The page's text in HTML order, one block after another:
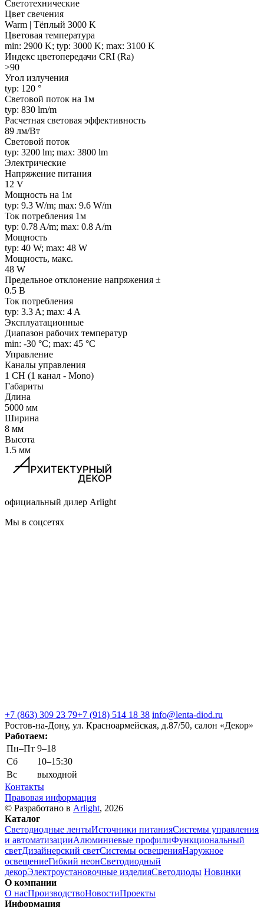
Светотехнические
Цвет свечения
Warm | Тёплый 3000 K
Цветовая температура
min: 2900 K; typ: 3000 K; max: 3100 K
Индекс цветопередачи CRI (Ra)
>90
Угол излучения
typ: 120 °
Световой поток на 1м
typ: 830 lm/m
Расчетная световая эффективность
89 лм/Вт
Световой поток
typ: 3200 lm; max: 3800 lm
Электрические
Напряжение питания
12 V
Мощность на 1м
typ: 9.3 W/m; max: 9.6 W/m
Ток потребления 1м
typ: 0.78 A/m; max: 0.8 A/m
Мощность
typ: 40 W; max: 48 W
Мощность, макс.
48 W
Предельное отклонение напряжения ±
0.5 В
Ток потребления
typ: 3.3 A; max: 4 A
Эксплуатационные
Диапазон рабочих температур
min: -30 °C; max: 45 °C
Управление
Каналы управления
1 CH (1 канал - Mono)
Габариты
Длина
5000 мм
Ширина
8 мм
Высота
1.5 мм
официальный дилер Arlight
Мы в соцсетях
+7 (863) 309 23 79+7 (918) 514 18 38 info@lenta-diod.ru
Ростов-на-Дону, ул. Красноармейская, д.87/50, салон «Декор»
Работаем:
Пн–Пт 9–18
Сб
10–15:30
Вс
выходной
Контакты
Правовая информация
© Разработано в Arlight, 2026
Каталог
Светодиодные лентыИсточники питанияСистемы управления
и автоматизацииАлюминиевые профилиФункциональный
светДизайнерский светСистемы освещенияНаружное
освещениеГибкий неонСветодиодный
декорЭлектроустановочные изделияСветодиоды Новинки
О компании
О насПроизводствоНовостиПроекты
Информация